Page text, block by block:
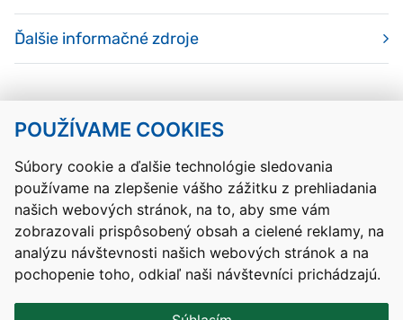
POUŽÍVAME COOKIES
Súbory cookie a ďalšie technológie sledovania
používame na zlepšenie vášho zážitku z prehliadania
našich webových stránok, na to, aby sme vám
zobrazovali prispôsobený obsah a cielené reklamy, na
analýzu návštevnosti našich webových stránok a na
pochopenie toho, odkiaľ naši návštevníci prichádzajú.
Ďalšie informačné zdroje
Kontakty Mapa stránky RSS
Vyhlásenie o prístupnosti
Nastavenia cookies
Prevádzkovateľom služby je Ministerstvo školstva, výskumu,
vývoja a mládeže Slovenskej republiky.